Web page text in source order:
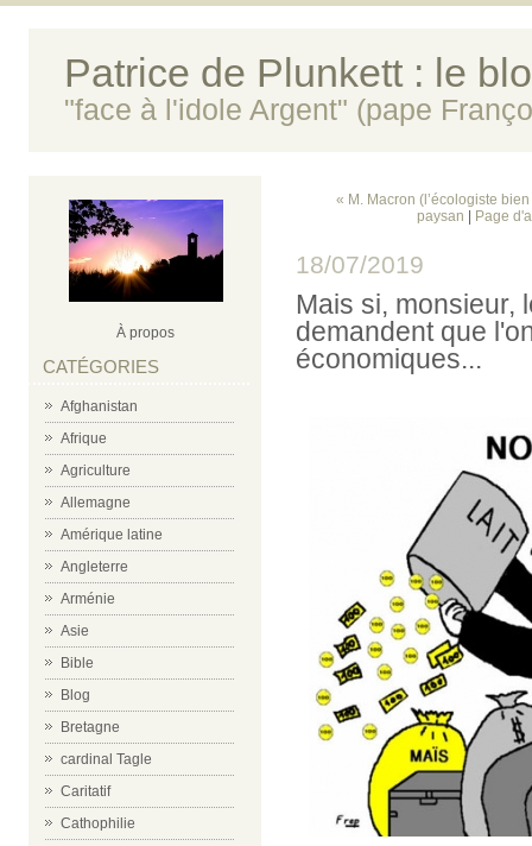
Patrice de Plunkett : le
"face à l'idole Argent" (pape
À propos
CATÉGORIES
Afghanistan
Afrique
Agriculture
Allemagne
Amérique latine
Angleterre
Arménie
Asie
Bible
Blog
Bretagne
cardinal Tagle
Caritatif
Cathophilie
« M. Macron (l’écologiste
paysan
Page
18/07/2019
Mais si, monsieur,
demandent que
économiques...